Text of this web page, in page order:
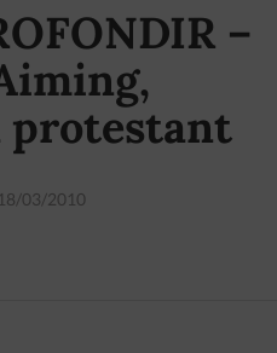
–
protestant
03/2010